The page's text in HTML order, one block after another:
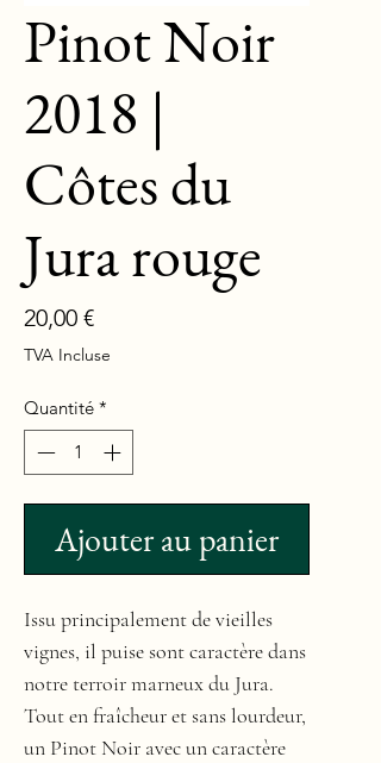
Pinot Noir
2018 |
Côtes du
Jura rouge
20,00 €Prix
TVA Incluse
Quantité *
Ajouter au panier
Issu principalement de vieilles
vignes, il puise sont caractère dans
notre terroir marneux du Jura.
Tout en fraîcheur et sans lourdeur,
un Pinot Noir avec un caractère